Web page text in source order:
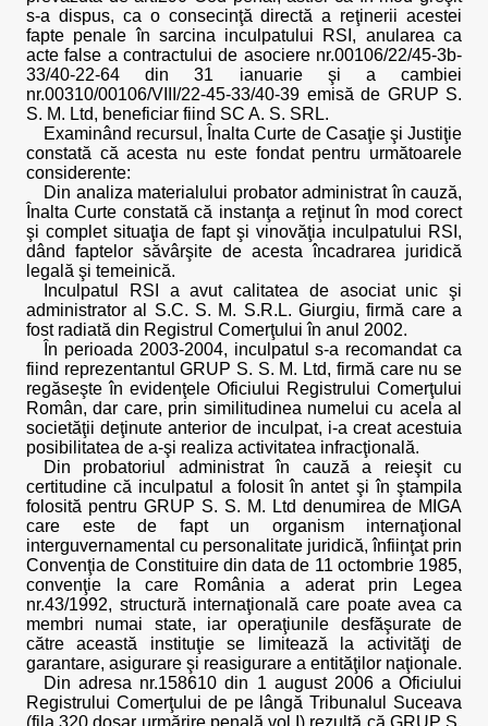
s-a dispus, ca o consecinţă directă a reţinerii acestei
fapte penale în sarcina inculpatului RSI, anularea ca
acte false a contractului de asociere nr.00106/22/45-3b-
33/40-22-64 din 31 ianuarie şi a cambiei
nr.00310/00106/VIII/22-45-33/40-39 emisă de GRUP S.
S. M. Ltd, beneficiar fiind SC A. S. SRL.
Examinând recursul, Înalta Curte de Casaţie şi Justiţie
constată că acesta nu este fondat pentru următoarele
considerente:
Din analiza materialului probator administrat în cauză,
Înalta Curte constată că instanţa a reţinut în mod corect
şi complet situaţia de fapt şi vinovăţia inculpatului RSI,
dând faptelor săvârşite de acesta încadrarea juridică
legală şi temeinică.
Inculpatul RSI a avut calitatea de asociat unic şi
administrator al S.C. S. M. S.R.L. Giurgiu, firmă care a
fost radiată din Registrul Comerţului în anul 2002.
În perioada 2003-2004, inculpatul s-a recomandat ca
fiind reprezentantul GRUP S. S. M. Ltd, firmă care nu se
regăseşte în evidenţele Oficiului Registrului Comerţului
Român, dar care, prin similitudinea numelui cu acela al
societăţii deţinute anterior de inculpat, i-a creat acestuia
posibilitatea de a-şi realiza activitatea infracţională.
Din probatoriul administrat în cauză a reieşit cu
certitudine că inculpatul a folosit în antet şi în ştampila
folosită pentru GRUP S. S. M. Ltd denumirea de MIGA
care este de fapt un organism internaţional
interguvernamental cu personalitate juridică, înfiinţat prin
Convenţia de Constituire din data de 11 octombrie 1985,
convenţie la care România a aderat prin Legea
nr.43/1992, structură internaţională care poate avea ca
membri numai state, iar operaţiunile desfăşurate de
către această instituţie se limitează la activităţi de
garantare, asigurare şi reasigurare a entităţilor naţionale.
Din adresa nr.158610 din 1 august 2006 a Oficiului
Registrului Comerţului de pe lângă Tribunalul Suceava